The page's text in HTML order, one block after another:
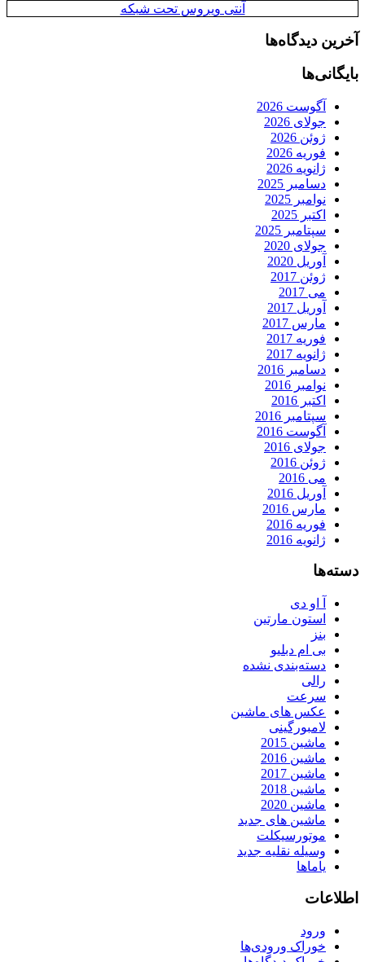
آنتی ویروس تحت شبکه
آخرین دیدگاه‌ها
بایگانی‌ها
آگوست 2026
جولای 2026
ژوئن 2026
فوریه 2026
ژانویه 2026
دسامبر 2025
نوامبر 2025
اکتبر 2025
سپتامبر 2025
جولای 2020
آوریل 2020
ژوئن 2017
می 2017
آوریل 2017
مارس 2017
فوریه 2017
ژانویه 2017
دسامبر 2016
نوامبر 2016
اکتبر 2016
سپتامبر 2016
آگوست 2016
جولای 2016
ژوئن 2016
می 2016
آوریل 2016
مارس 2016
فوریه 2016
ژانویه 2016
دسته‌ها
آ او دی
استون مارتین
بنز
بی ام دبلیو
دسته‌بندی نشده
رالی
سرعت
عکس های ماشین
لامبورگینی
ماشین 2015
ماشین 2016
ماشین 2017
ماشین 2018
ماشین 2020
ماشین های جدید
موتورسیکلت
وسیله نقلیه جدید
یاماها
اطلاعات
ورود
خوراک ورودی‌ها